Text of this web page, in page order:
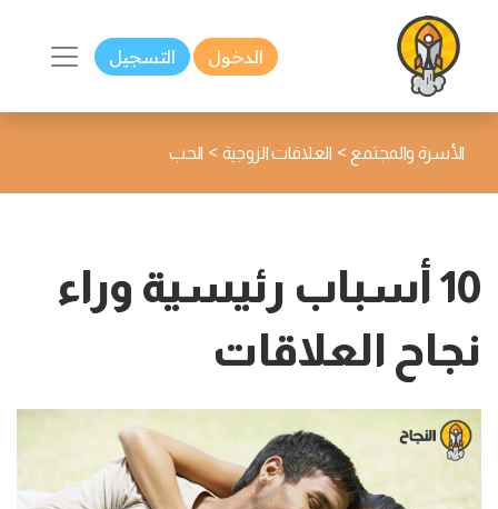
الدخول التسجيل
الأسرة والمجتمع > العلاقات الزوجية > الحب
10 أسباب رئيسية وراء
نجاح العلاقات